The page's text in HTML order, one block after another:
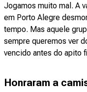
Jogamos muito mal. A
em Porto Alegre
tempo. Mas aquele
sempre queremos ver
vencido antes do apito
Honraram a